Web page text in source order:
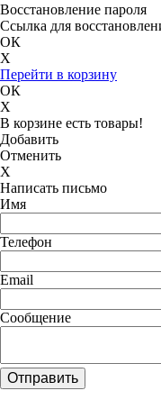
Восстановление пароля
Ссылка для
ОК
X
Перейти в корзину
ОК
X
В корзине есть товары!
Добавить
Отменить
X
Написать письмо
Имя
Телефон
Email
Сообщение